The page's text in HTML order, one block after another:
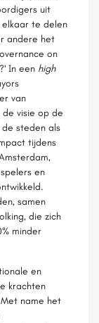
uit
te delen
andere het
on
In een high
van
visie op de
de steden als
tijdens
en
samen
die zich
minder
en
krachten
name het